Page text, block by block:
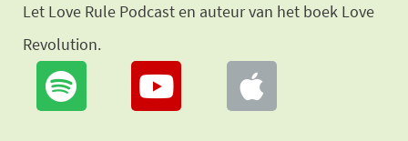
Let Love Rule Podcast en auteur van het boek Love
Revolution.